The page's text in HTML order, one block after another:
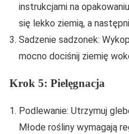
instrukcjami na
się lekko ziemią, a
Sadzenie sadzonek:
mocno dociśnij ziemię
Krok 5: Pielęgnacja
Podlewanie: Utrzymuj
Młode rośliny wymagają